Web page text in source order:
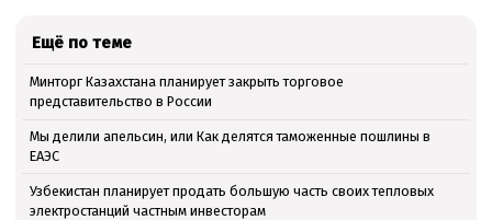
Ещё по теме
Минторг Казахстана планирует закрыть торговое
представительство в России
Мы делили апельсин, или Как делятся таможенные пошлины в
ЕАЭС
Узбекистан планирует продать большую часть своих тепловых
электростанций частным инвесторам